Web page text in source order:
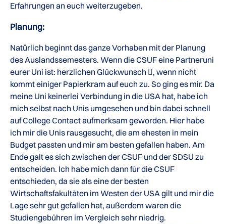
Erfahrungen an euch weiterzugeben.
Planung:
Natürlich beginnt das ganze Vorhaben mit der Planung
des Auslandssemesters. Wenn die CSUF eine Partneruni
eurer Uni ist: herzlichen Glückwunsch , wenn nicht
kommt einiger Papierkram auf euch zu. So ging es mir. Da
meine Uni keinerlei Verbindung in die USA hat, habe ich
mich selbst nach Unis umgesehen und bin dabei schnell
auf College Contact aufmerksam geworden. Hier habe
ich mir die Unis rausgesucht, die am ehesten in mein
Budget passten und mir am besten gefallen haben. Am
Ende galt es sich zwischen der CSUF und der SDSU zu
entscheiden. Ich habe mich dann für die CSUF
entschieden, da sie als eine der besten
Wirtschaftsfakultäten im Westen der USA gilt und mir die
Lage sehr gut gefallen hat, außerdem waren die
Studiengebühren im Vergleich sehr niedrig.